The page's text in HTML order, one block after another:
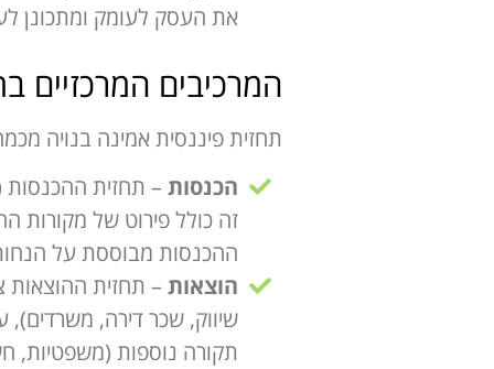
את העסק לעומק ומתכונן
המרכיבים המרכזיים
תחזית פיננסית אמינה בנויה
הכנסות
זה כולל פירוט של מקורות
ההכנסות מבוססת על
הוצאות– תחזית ההוצאות
שיווק, שכר דירה, משרדים),
תקורה נוספות (משפטיות,